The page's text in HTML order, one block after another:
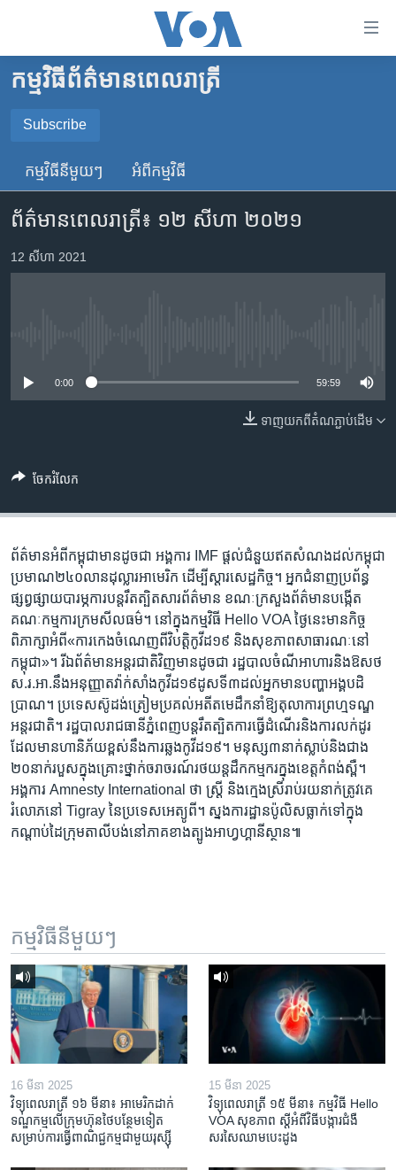
គេហទំព័រ​
ទាក់ទង
រំលង​
ទំព័រ​
ព័ត៌មាន​​
តែ​
ម្តង
រចនា
ចូល​
ទំព័រ​
កម្ពុជា
អន្តរជាតិ
ចិន
ហេឡូវីអូអេ
កម្ពុជាច្នៃប្រតិដ្ឋ
កម្មវិធីទាំងអស់
បណ្តាញ​សង្គម
ភាសា
កម្មវិធី​ព័ត៌មាន​ពេលរាត្រី
Subscribe
SUBSCRIBE
YouTube Music
កម្មវិធី​នីមួយៗ អំពី​កម្មវិធី​
ព័ត៌មាន​ពេល​រាត្រី៖ ១២ សីហា ២០២១
12 សីហា 2021
0:00 59:59
ទាញ​យក​ពី​តំណភ្ជាប់​ដើម
ចែករំលែក
ព័ត៌មាន​អំពី​កម្ពុជា​មាន​ដូចជា អង្គការ ​IMF ​ផ្តល់​ជំនួយ​ឥត​សំណង​ដល់​កម្ពុជា​
ប្រមាណ​២៤០​លាន​ដុល្លារ​អាមេរិក ដើម្បី​ស្តារ​សេដ្ឋ​កិច្ច។ អ្នក​ជំនាញ​ប្រព័ន្ធ​
ផ្សព្វ​ផ្សាយ​បារម្ភ​ការ​បន្ត​រឹត​ត្បិត​សារព័ត៌មាន ខណៈ​ក្រសួង​ព័ត៌មាន​បង្កើត​
គណៈកម្មការ​ក្រម​សីលធម៌។​​​​​​​​​​​ នៅ​ក្នុង​កម្មវិធី Hello VOA ថ្ងៃ​នេះ​មាន​កិច្ច​
ពិភាក្សា​អំពី​«ការ​កេង​ចំណេញ​ពី​វិបត្តិ​កូវីដ១៩ និង​សុខភាព​សាធារណៈ​នៅ​
កម្ពុជា»។ រី​ឯ​ព័ត៌មាន​អន្តរជាតិ​វិញ​មាន​ដូចជា រដ្ឋបាល​ចំណី​អាហារ​និង​ឱសថ​
ស.រ.អា.​នឹង​អនុញ្ញាត​វ៉ាក់សាំង​កូវីដ១៩​ដូស​ទី៣​ដល់​អ្នក​មាន​បញ្ហា​អង្គបដិ
ប្រាណ។ ប្រទេស​ស៊ូដង់​ត្រៀម​ប្រគល់​អតីត​មេ​ដឹកនាំ​ឱ្យ​តុលាការ​ព្រហ្មទណ្ឌ​
អន្តរជាតិ។ រដ្ឋបាល​រាជធានី​ភ្នំពេញ​បន្ត​រឹត​ត្បិត​ការ​ធ្វើ​ដំណើរ​និង​ការ​លក់​ដូរ​
ដែល​មាន​ហានិ​ភ័យ​ខ្ពស់​នឹង​ការ​ឆ្លង​កូវីដ​១៩។ មនុស្ស​៣​នាក់​ស្លាប់​និង​ជាង​
២០​នាក់​របួស​ក្នុង​គ្រោះ​ថ្នាក់​ចរា​ចរណ៍​​រថយន្ត​ដឹក​កម្ម​ករ​ក្នុង​ខេត្ត​កំពង់​ស្ពឺ។
អង្គការ​ Amnesty International ​ថា​ ស្ត្រី​ និងក្មេង​ស្រី​​រាប់រយ​នាក់​ត្រូវ​គេ​
រំលោភ​នៅ​ Tigray ​នៃ​ប្រទេស​អេត្យូពី។ ស្នងការដ្ឋាន​ប៉ូលិស​ធ្លាក់​ទៅ​ក្នុង​
កណ្តាប់​ដៃ​ក្រុម​តាលីបង់​នៅ​ភាគ​ខាងត្បូង​អាហ្វហ្គានីស្ថាន៕
កម្មវិធី​នីមួយៗ
16 មីនា 2025
វិទ្យុពេលរាត្រី ១៦ មីនា៖ អាមេរិក​ដាក់​
ទណ្ឌកម្ម​លើ​ក្រុមហ៊ុន​ថៃ​បន្ថែម​ទៀត​
សម្រាប់​ការ​ធ្វើ​ពាណិជ្ជកម្ម​ជាមួយ​រុស្ស៊ី
15 មីនា 2025
វិទ្យុពេលរាត្រី ១៥ មីនា៖ កម្មវិធី ​Hello
VOA សុខភាព ស្ដី​អំពី​វិធី​បង្ការ​ជំងឺ​
សរសៃ​ឈាម​បេះដូង